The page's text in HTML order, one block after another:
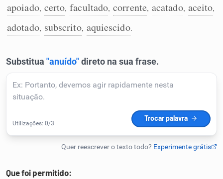
Detector de IA
Cata-letras
Conexões
Caça-palavras
apoiado, certo, facultado, corrente, acatado, aceito,
adotado, subscrito, aquiescido.
Que foi permitido: